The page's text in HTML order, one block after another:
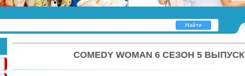
COMEDY WOMAN 6 СЕЗОН 5 ВЫПУСК